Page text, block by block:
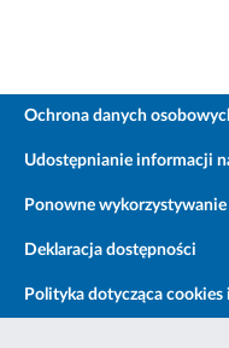
Ochrona danych
Udostępnianie informacji
Ponowne
Deklaracja dostępności
Polityka dotycząca